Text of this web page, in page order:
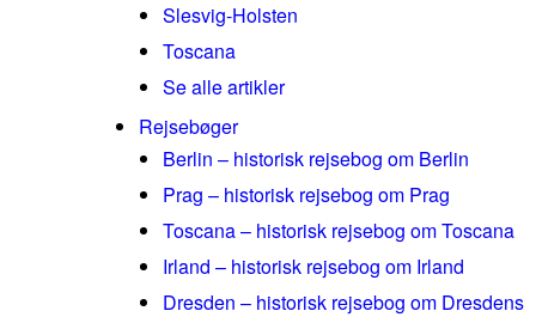
Slesvig-Holsten
Toscana
Se alle artikler
Rejsebøger
Berlin – historisk rejsebog om Berlin
Prag – historisk rejsebog om Prag
Toscana – historisk rejsebog om Toscana
Irland – historisk rejsebog om Irland
Dresden – historisk rejsebog om Dresdens